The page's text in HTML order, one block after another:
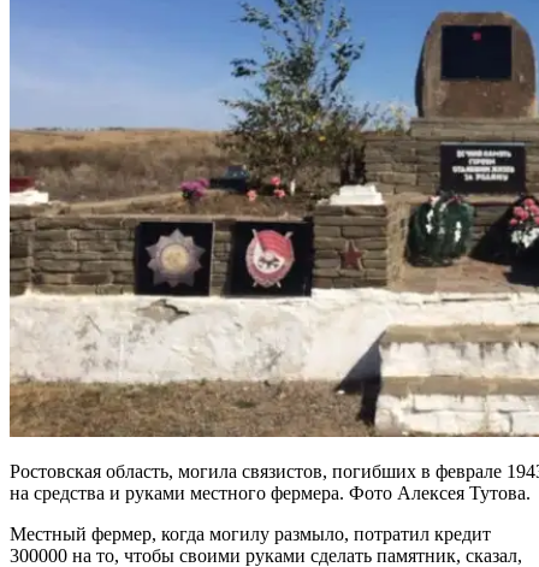
Ростовская область, могила связистов, погибших в феврале
на средства и руками местного фермера. Фото Алексея Тутова.
Местный фермер, когда могилу размыло, потратил кредит
300000 на то, чтобы своими руками сделать памятник, сказал,